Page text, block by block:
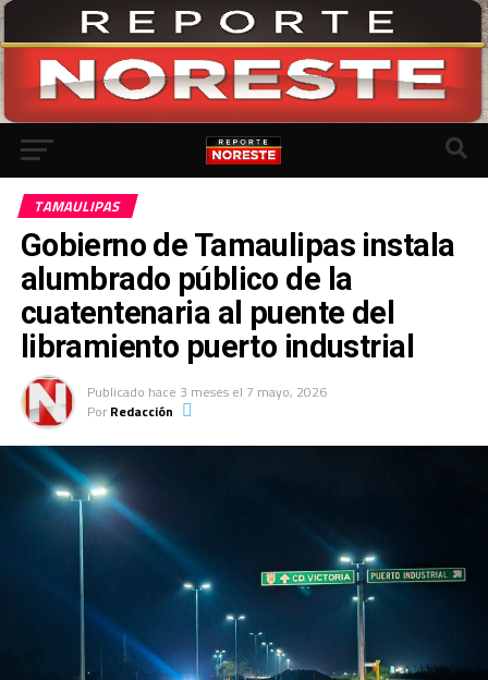
TAMAULIPAS
Gobierno de Tamaulipas instala
alumbrado público de la
cuatentenaria al puente del
libramiento puerto industrial
Publicado hace 3 meses el 7 mayo, 2026
Por Redacción
Ir a la versión móvil